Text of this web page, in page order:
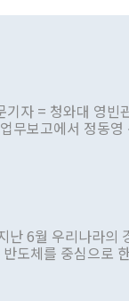
자 = 청와대 영빈
무보고에서 정동
지 않은 사안을 정
상'이라는 비판을
를 빚은 적은 여러
적 입장을 표명한
제어해야 한다는
6월 우리나라의
도체를 중심으로